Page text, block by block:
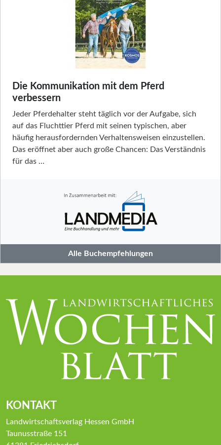
Die Kommunikation mit dem Pferd
verbessern
Jeder Pferdehalter steht täglich vor der Aufgabe, sich
auf das Fluchttier Pferd mit seinen typischen, aber
häufig herausfordernden Verhaltensweisen einzustellen.
Das eröffnet aber auch große Chancen: Das Verständnis
für das …
Alle Buchempfehlungen
KONTAKT
Landwirtschaftsverlag Hessen GmbH
Taunusstraße 151